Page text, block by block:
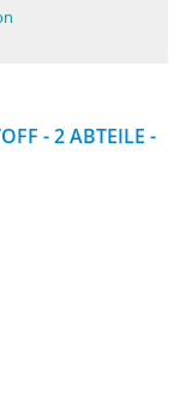
- 2 ABTEILE -